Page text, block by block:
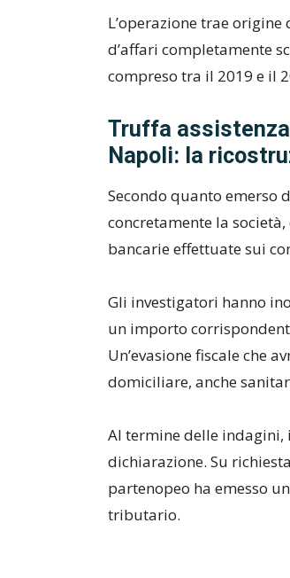
L’operazione trae
d’affari completamente
compreso tra il 2019 e il
Truffa
Napoli: la
Secondo quanto emerso
concretamente la
bancarie effettuate sui
Gli investigatori hanno
un importo
Un’evasione fiscale che
domiciliare, anche
Al termine delle
dichiarazione. Su
partenopeo ha emesso
tributario.